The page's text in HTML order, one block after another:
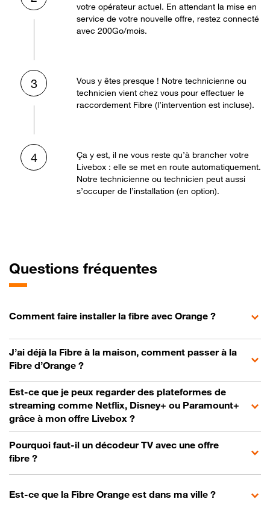
votre opérateur actuel. En attendant la mise en
service de votre nouvelle offre, restez connecté
avec 200Go/mois.
3
Vous y êtes presque ! Notre technicienne ou
technicien vient chez vous pour effectuer le
raccordement Fibre (l’intervention est incluse).
4
Ça y est, il ne vous reste qu’à brancher votre
Livebox : elle se met en route automatiquement.
Notre technicienne ou technicien peut aussi
s’occuper de l’installation (en option).
Questions fréquentes
Comment faire installer la fibre avec Orange ?
J’ai déjà la Fibre à la maison, comment passer à la
Fibre d’Orange ?
Est-ce que je peux regarder des plateformes de
streaming comme Netflix, Disney+ ou Paramount+
grâce à mon offre Livebox ?
Pourquoi faut-il un décodeur TV avec une offre
fibre ?
Est-ce que la Fibre Orange est dans ma ville ?